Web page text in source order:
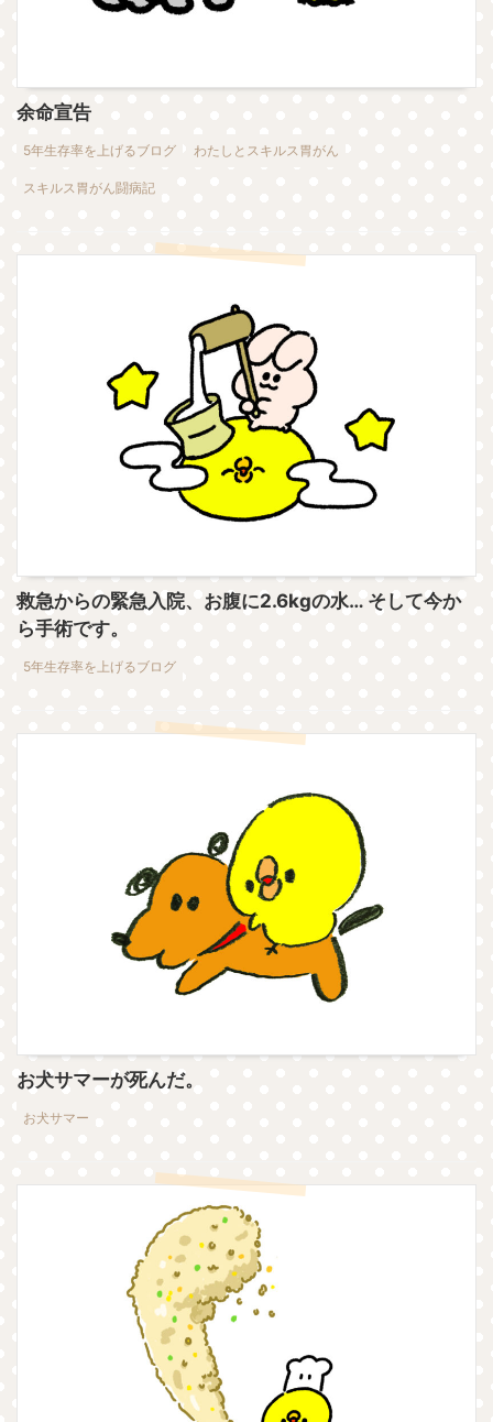
余命宣告
5年生存率を上げるブログ わたしとスキルス胃がん
スキルス胃がん闘病記
救急からの緊急入院、お腹に2.6kgの水… そして今か
ら手術です。
5年生存率を上げるブログ
お犬サマーが死んだ。
お犬サマー